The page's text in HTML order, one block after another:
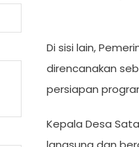
Di sisi lain,
direncanakan
persiapan
Kepala Desa